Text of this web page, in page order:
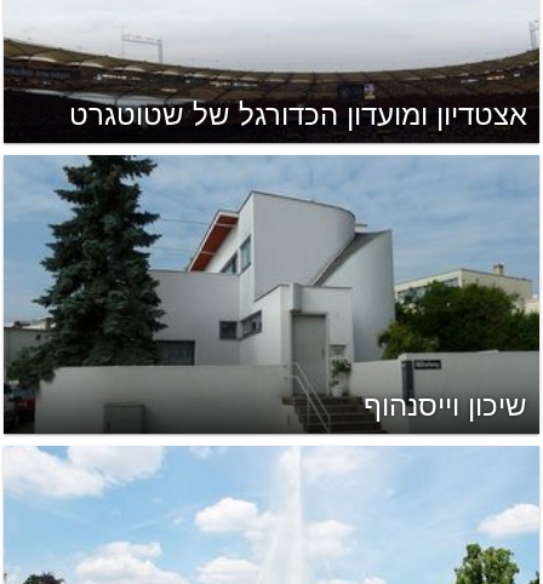
אצטדיון ומועדון הכדורגל של שטוטגרט
שיכון וייסנהוף